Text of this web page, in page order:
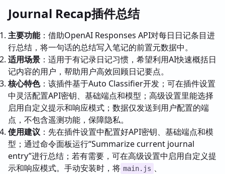
Journal Recap插件总结
主要功能：借助OpenAI Responses API对每日日记条目进
行总结，将一句话的总结写入笔记的前置元数据中。
适用场景 ：适用于有记录日记习惯，希望利用AI快速概括日
记内容的用户，帮助用户高效回顾日记要点。
核心特色：该插件基于Auto Classifier开发；可在插件设置
中灵活配置API密钥、基础端点和模型；高级设置里能选择
启用自定义提示和响应模式；数据仅发送到用户配置的端
点，不包含遥测功能，保障隐私。
使用建议 ：先在插件设置中配置好API密钥、基础端点和模
型；通过命令面板运行“Summarize current journal
entry”进行总结；若有需要，可在高级设置中启用自定义提
示和响应模式。手动安装时，将 main.js 、